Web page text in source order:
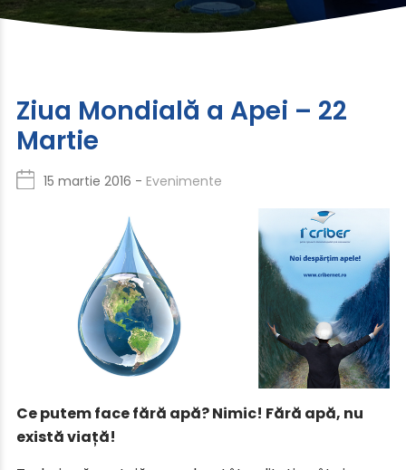
Ziua Mondială a Apei – 22
Martie
15 martie 2016 - Evenimente
Ce putem face fără apă? Nimic! Fără apă, nu
există viață!